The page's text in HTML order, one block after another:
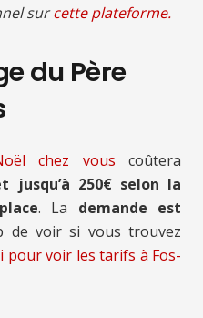
surcette plateforme.
du Père
chez vous coûtera
jusqu’à 250€ selon la
. La demande est
de voir si vous trouvez
pour voir les tarifs à Fos-